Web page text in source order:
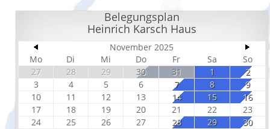
Belegungsplan
Heinrich Karsch Haus
November 2025
Mo
Di Mi Do Fr Sa
So
27
28 29 30 31 1
2
3
4 5 6 7 8
9
10
11 12 13 14 15
16
17
18 19 20 21 22
23
24
25 26 27 28 29 30